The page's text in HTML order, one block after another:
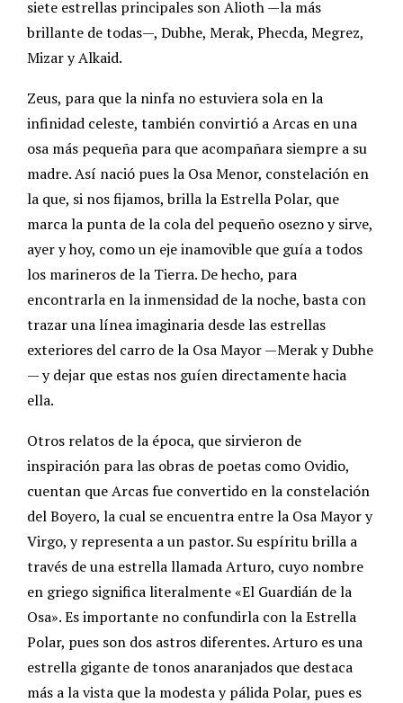
siete estrellas principales son Alioth —la más
brillante de todas—, Dubhe, Merak, Phecda, Megrez,
Mizar y Alkaid.
Zeus, para que la ninfa no estuviera sola en la
infinidad celeste, también convirtió a Arcas en una
osa más pequeña para que acompañara siempre a su
madre. Así nació pues la Osa Menor, constelación en
la que, si nos fijamos, brilla la Estrella Polar, que
marca la punta de la cola del pequeño osezno y sirve,
ayer y hoy, como un eje inamovible que guía a todos
los marineros de la Tierra. De hecho, para
encontrarla en la inmensidad de la noche, basta con
trazar una línea imaginaria desde las estrellas
exteriores del carro de la Osa Mayor —Merak y Dubhe
— y dejar que estas nos guíen directamente hacia
ella.
Otros relatos de la época, que sirvieron de
inspiración para las obras de poetas como Ovidio,
cuentan que Arcas fue convertido en la constelación
del Boyero, la cual se encuentra entre la Osa Mayor y
Virgo, y representa a un pastor. Su espíritu brilla a
través de una estrella llamada Arturo, cuyo nombre
en griego significa literalmente «El Guardián de la
Osa». Es importante no confundirla con la Estrella
Polar, pues son dos astros diferentes. Arturo es una
estrella gigante de tonos anaranjados que destaca
más a la vista que la modesta y pálida Polar, pues es